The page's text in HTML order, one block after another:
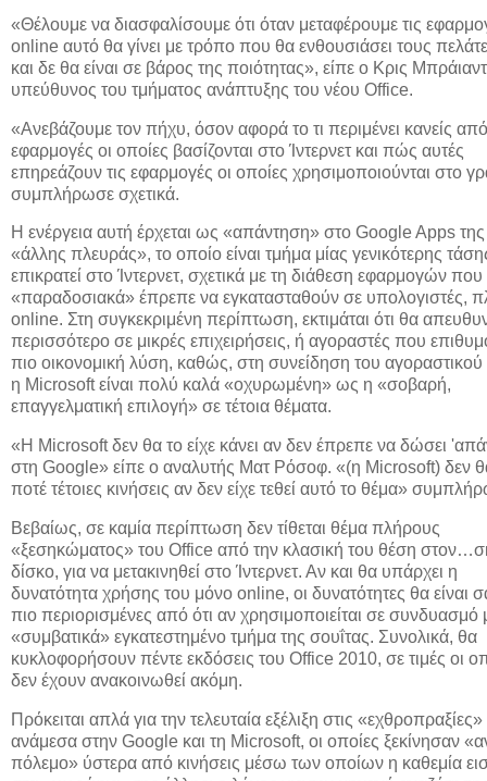
«Θέλουμε να διασφαλίσουμε ότι όταν μεταφέρουμε τις
online αυτό θα γίνει με τρόπο που θα ενθουσιάσει τους
και δε θα είναι σε βάρος της ποιότητας», είπε ο Κρις
υπεύθυνος του τμήματος ανάπτυξης του νέου Office.
«Ανεβάζουμε τον πήχυ, όσον αφορά το τι περιμένει κανείς από
εφαρμογές οι οποίες βασίζονται στο Ίντερνετ και πώς αυτές
επηρεάζουν τις εφαρμογές οι οποίες χρησιμοποιούνται στο
συμπλήρωσε σχετικά.
Η ενέργεια αυτή έρχεται ως «απάντηση» στο Google Apps της
«άλλης πλευράς», το οποίο είναι τμήμα μίας γενικότερης
επικρατεί στο Ίντερνετ, σχετικά με τη διάθεση εφαρμογών που
«παραδοσιακά» έπρεπε να εγκατασταθούν σε υπολογιστές,
online. Στη συγκεκριμένη περίπτωση, εκτιμάται ότι θα
περισσότερο σε μικρές επιχειρήσεις, ή αγοραστές που
πιο οικονομική λύση, καθώς, στη συνείδηση του αγοραστικού
η Microsoft είναι πολύ καλά «οχυρωμένη» ως η «σοβαρή,
επαγγελματική επιλογή» σε τέτοια θέματα.
«H Microsoft δεν θα το είχε κάνει αν δεν έπρεπε να δώσει
στη Google» είπε ο αναλυτής Ματ Ρόσοφ. «(η Microsoft) δεν
ποτέ τέτοιες κινήσεις αν δεν είχε τεθεί αυτό το θέμα»
Βεβαίως, σε καμία περίπτωση δεν τίθεται θέμα πλήρους
«ξεσηκώματος» του Office από την κλασική του θέση
δίσκο, για να μετακινηθεί στο Ίντερνετ. Αν και θα υπάρχει η
δυνατότητα χρήσης του μόνο online, οι δυνατότητες θα είναι
πιο περιορισμένες από ότι αν χρησιμοποιείται σε συνδυασμό
«συμβατικά» εγκατεστημένο τμήμα της σουΐτας. Συνολικά, θα
κυκλοφορήσουν πέντε εκδόσεις του Office 2010, σε τιμές οι
δεν έχουν ανακοινωθεί ακόμη.
Πρόκειται απλά για την τελευταία εξέλιξη στις «εχθροπραξίες»
ανάμεσα στην Google και τη Microsoft, οι οποίες ξεκίνησαν
πόλεμο» ύστερα από κινήσεις μέσω των οποίων η καθεμία